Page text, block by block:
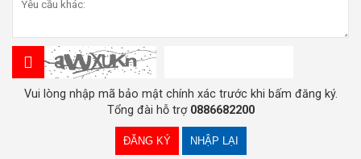
Vui lòng nhập mã bảo mật chính xác trước khi bấm đăng ký.
Tổng đài hỗ trợ 0886682200